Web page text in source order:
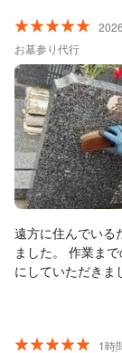
お墓参り代行
遠方に住んでいる
ました。 作業ま
にしていただきま
1時